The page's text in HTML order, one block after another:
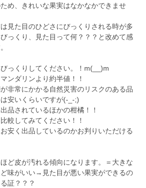
め、きれいな果実はなかなかできませ
見た目のひどさにびっくりされる時が多
っくり、見た目って何？？？と改めて感
っくりしてください。！m(__)m
ンダリンより約半値！！
非常にかかる自然災害のリスクのある品
安いくらいですが(-_-;)
品されているほかの柑橘！！
較してみてください！！
安く出品しているのかお判りいただける
ど皮が汚れる傾向になります。＝大きな
味がいい→見た目が悪い果実ができるの
証？？？